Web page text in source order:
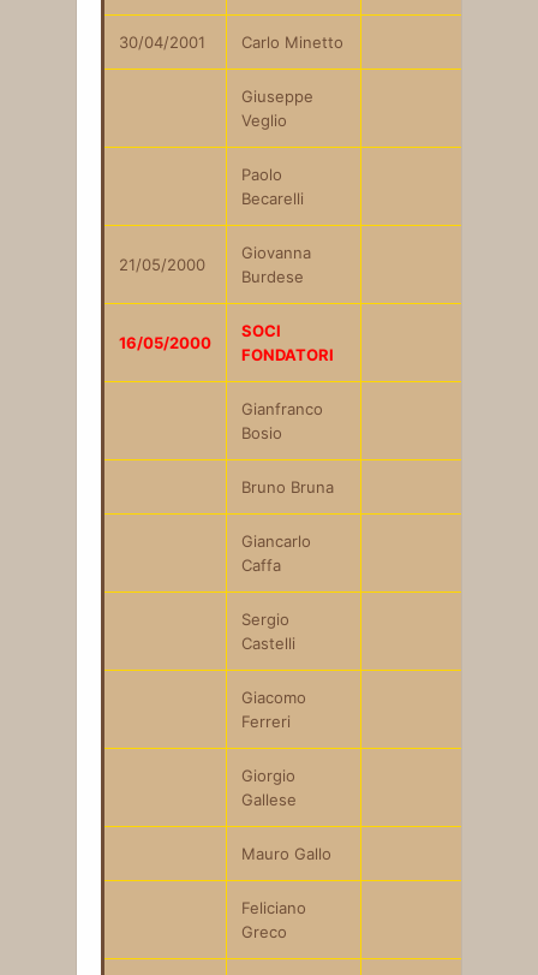
30/04/2001 Carlo Minetto
Giuseppe
Veglio
Paolo
Becarelli
21/05/2000
Giovanna
Burdese
16/05/2000
SOCI
FONDATORI
Gianfranco
Bosio
Bruno Bruna
Giancarlo
Caffa
Sergio
Castelli
Giacomo
Ferreri
Giorgio
Gallese
Mauro Gallo
Feliciano
Greco